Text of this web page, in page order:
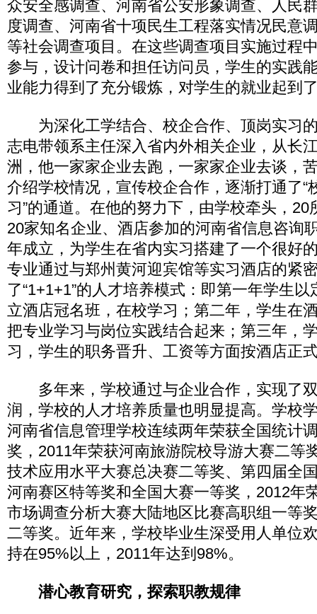
众安全感调查、河南省公安形象调查、人民
度调查、河南省十项民生工程落实情况民意
等社会调查项目。在这些调查项目实施过程
参与，设计问卷和担任访问员，学生的实践
业能力得到了充分锻炼，对学生的就业起到
为深化工学结合、校企合作、顶岗实习
志电带领系主任深入省内外相关企业，从长
洲，他一家家企业去跑，一家家企业去谈，
介绍学校情况，宣传校企合作，逐渐打通了“
习”的通道。在他的努力下，由学校牵头，20
20家知名企业、酒店参加的河南省信息咨询
年成立，为学生在省内实习搭建了一个很好
专业通过与郑州黄河迎宾馆等实习酒店的紧
了“1+1+1”的人才培养模式：即第一年学生
立酒店冠名班，在校学习；第二年，学生在
把专业学习与岗位实践结合起来；第三年，
习，学生的职务晋升、工资等方面按酒店正
多年来，学校通过与企业合作，实现了
润，学校的人才培养质量也明显提高。学校
河南省信息管理学校连续两年荣获全国统计
奖，2011年荣获河南旅游院校导游大赛二等
技术应用水平大赛总决赛二等奖、第四届全
河南赛区特等奖和全国大赛一等奖，2012年
市场调查分析大赛大陆地区比赛高职组一等
二等奖。近年来，学校毕业生深受用人单位
持在95%以上，2011年达到98%。
潜心教育研究，探索职教规律